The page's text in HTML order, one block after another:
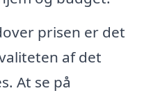
prisen er det
af det
At se på